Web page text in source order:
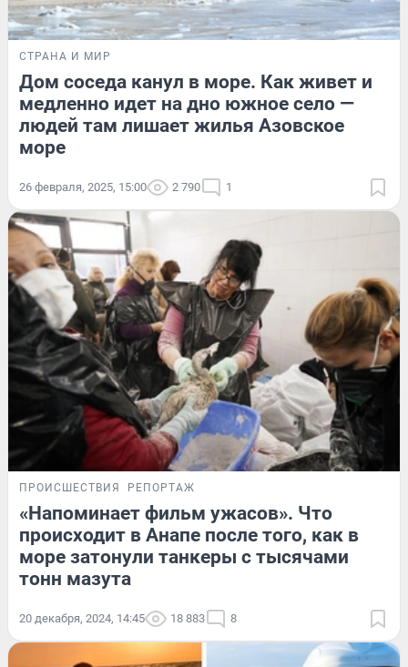
СТРАНА И МИР
Дом соседа канул в море. Как живет и
медленно идет на дно южное село —
людей там лишает жилья Азовское
море
26 февраля, 2025, 15:00 2 790 1
ПРОИСШЕСТВИЯ РЕПОРТАЖ
«Напоминает фильм ужасов». Что
происходит в Анапе после того, как в
море затонули танкеры с тысячами
тонн мазута
20 декабря, 2024, 14:45 18 883 8